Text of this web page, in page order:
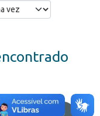
(ODbL) do